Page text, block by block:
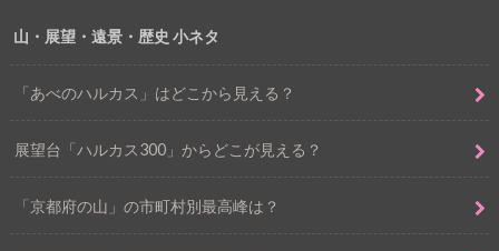
山・展望・遠景・歴史 小ネタ
「あべのハルカス」はどこから見える？
展望台「ハルカス300」からどこが見える？
「京都府の山」の市町村別最高峰は？